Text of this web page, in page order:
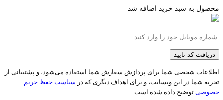
محصول به سبد خرید اضافه شد
دریافت کد تایید
اطلاعات شخصی شما برای پردازش سفارش شما استفاده می‌شود، و پشتیبانی از
تجربه شما در این وبسایت، و برای اهداف دیگری که در سیاست حفظ حریم
خصوصی توضیح داده شده است.